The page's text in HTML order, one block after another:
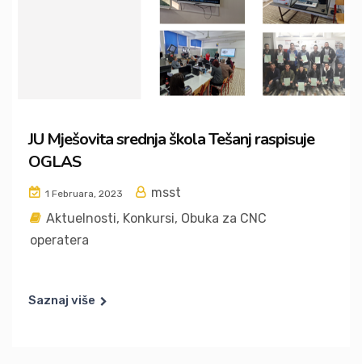
JU Mješovita srednja škola Tešanj raspisuje
OGLAS
1 Februara, 2023
msst
Aktuelnosti, Konkursi, Obuka za CNC
operatera
Saznaj više